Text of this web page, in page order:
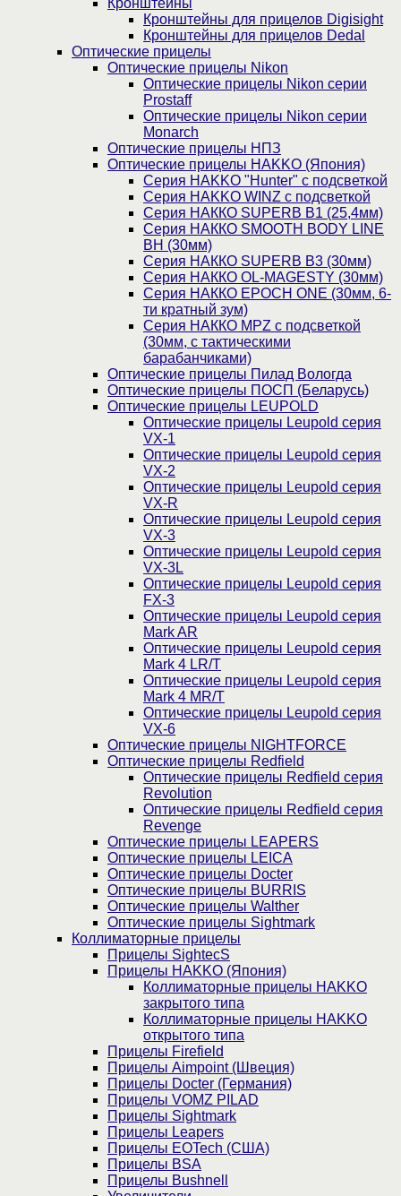
Кронштейны
Кронштейны для прицелов Digisight
Кронштейны для прицелов Dedal
Оптические прицелы
Оптические прицелы Nikon
Оптические прицелы Nikon серии
Prostaff
Оптические прицелы Nikon серии
Monarch
Оптические прицелы НПЗ
Оптические прицелы HAKKO (Япония)
Cерия HAKKO "Hunter" с подсветкой
Серия НAKKO WINZ с подсветкой
Серия НАККО SUPERB B1 (25,4мм)
Серия НАККО SMOOTH BODY LINE
BH (30мм)
Серия НАККО SUPERB B3 (30мм)
Серия НАККО OL-MAGESTY (30мм)
Серия НАККО EPOCH ONE (30мм, 6-
ти кратный зум)
Серия НАККО MPZ с подсветкой
(30мм, c тактическими
барабанчиками)
Оптические прицелы Пилад Вологда
Оптические прицелы ПОСП (Беларусь)
Оптические прицелы LEUPOLD
Оптические прицелы Leupold серия
VX-1
Оптические прицелы Leupold серия
VX-2
Оптические прицелы Leupold серия
VX-R
Оптические прицелы Leupold серия
VX-3
Оптические прицелы Leupold серия
VX-3L
Оптические прицелы Leupold серия
FX-3
Оптические прицелы Leupold серия
Mark AR
Оптические прицелы Leupold серия
Mark 4 LR/T
Оптические прицелы Leupold серия
Mark 4 MR/T
Оптические прицелы Leupold серия
VX-6
Оптические прицелы NIGHTFORCE
Оптические прицелы Redfield
Оптические прицелы Redfield серия
Revolution
Оптические прицелы Redfield серия
Revenge
Оптические прицелы LEAPERS
Оптические прицелы LEICA
Оптические прицелы Docter
Оптические прицелы BURRIS
Оптические прицелы Walther
Оптические прицелы Sightmark
Коллиматорные прицелы
Прицелы SightecS
Прицелы HAKKO (Япония)
Коллиматорные прицелы HAKKO
закрытого типа
Коллиматорные прицелы HAKKO
открытого типа
Прицелы Firefield
Прицелы Aimpoint (Швеция)
Прицелы Docter (Германия)
Прицелы VOMZ PILAD
Прицелы Sightmark
Прицелы Leapers
Прицелы EOTech (США)
Прицелы BSA
Прицелы Bushnell